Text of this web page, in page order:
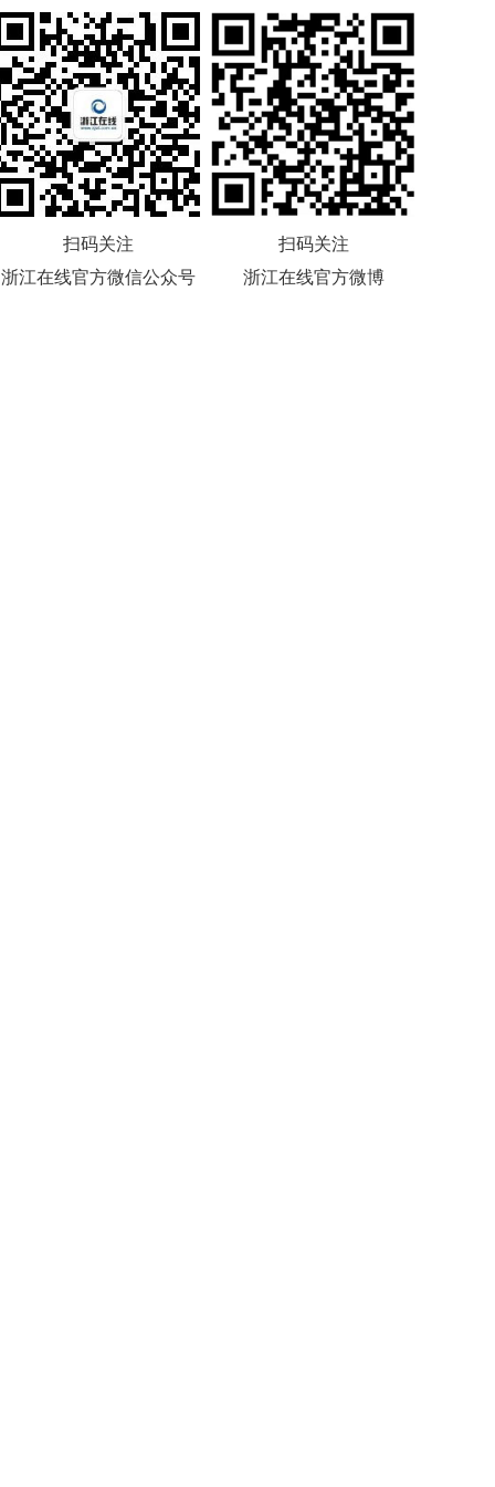
扫码关注
浙江在线官方微信公众号
扫码关注
浙江在线官方微博